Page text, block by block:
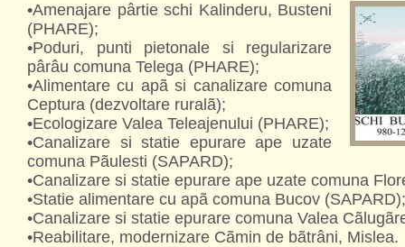
•Amenajare pârtie schi Kalinderu, Busteni
(PHARE);
•Poduri, punti pietonale si regularizare
pârâu comuna Telega (PHARE);
•Alimentare cu apã si canalizare comuna
Ceptura (dezvoltare ruralã);
•Ecologizare Valea Teleajenului (PHARE);
•Canalizare si statie epurare ape uzate
comuna Pãulesti (SAPARD);
•Canalizare si statie epurare ape uzate comuna
•Statie alimentare cu apã comuna Bucov (SAPARD);
•Canalizare si statie epurare comuna Valea
•Reabilitare, modernizare Cãmin de bãtrâni, Mislea.